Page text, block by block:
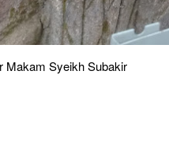
Makam Syeikh Subakir